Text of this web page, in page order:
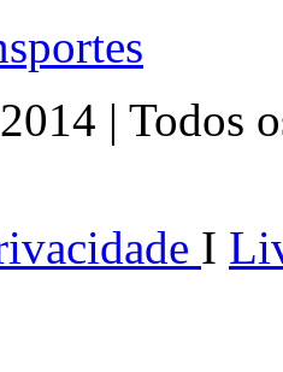
| Todos
I